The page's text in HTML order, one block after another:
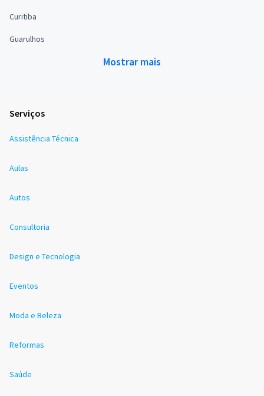
Curitiba
Guarulhos
Mostrar mais
Serviços
Assistência Técnica
Aulas
Autos
Consultoria
Design e Tecnologia
Eventos
Moda e Beleza
Reformas
Saúde